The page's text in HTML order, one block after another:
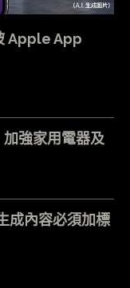
Apple App
強家用電器及
成內容必須加標